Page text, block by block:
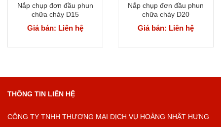
Nắp chụp đơn đầu phun
chữa cháy D15
Giá bán: Liên hệ
Nắp chụp đơn đầu phun
chữa cháy D20
Giá bán: Liên hệ
THÔNG TIN LIÊN HỆ
CÔNG TY TNHH THƯƠNG MẠI DỊCH VỤ HOÀNG NHẬT HƯNG